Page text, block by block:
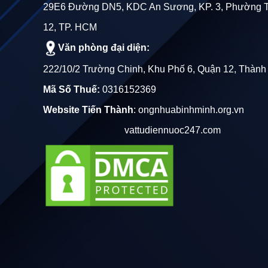
diện rõ ràng.
3. Thông số kỹ thuật của Ống Nhựa HDPE
Ống nhựa HDPE trơn sọc xanh Đạt Hoà được sản
Đường kính ngoài: Từ 16mm đến 90mm, phù
Áp lực danh định (PN): Sản phẩm có các mức
29E6 Đường DN5, KDC An Sương, KP. 3, Phường
12, TP. HCM
Văn phòng đại diện:
222/10/2 Trường Chinh, Khu Phố 6, Quận 12,
Mã Số Thuế: 0316152369
Website Tiến Thành: ongnhuabinhminh.org.vn
vattudiennuoc247.com